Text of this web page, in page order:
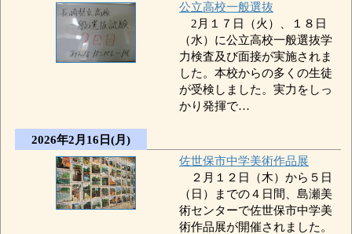
公立高校一般選抜
2月１７日（火）、１８日
（水）に公立高校一般選抜学
力検査及び面接が実施されま
した。本校からの多くの生徒
が受検しました。実力をしっ
かり発揮で…
2026年2月16日(月)
佐世保市中学美術作品展
２月１２日（木）から５日
（日）までの４日間、島瀬美
術センターで佐世保市中学美
術作品展が開催されました。